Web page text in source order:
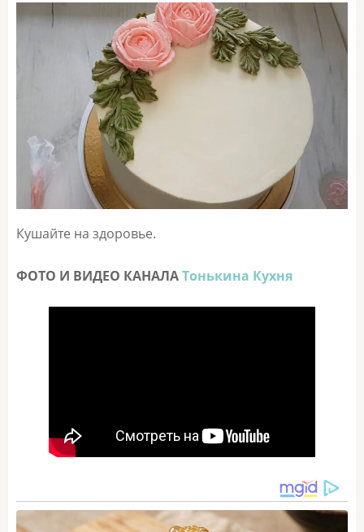
Кушайте на здоровье.
ФОТО И ВИДЕО КАНАЛАТонькина Кухня